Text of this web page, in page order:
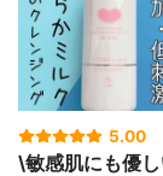
5.00
\敏感肌にも優